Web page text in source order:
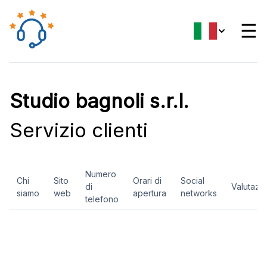
☰
Studio bagnoli s.r.l.
Servizio clienti
Chi
siamo
Sito
web
Numero
di
telefono
Orari di
apertura
Social
networks